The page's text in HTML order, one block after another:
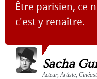
Être parisien, ce
c'est y renaître.
Sacha
Acteur, Artiste,